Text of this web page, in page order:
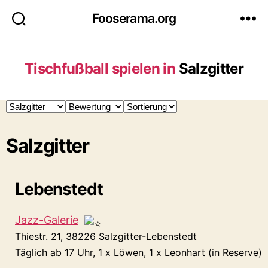
Fooserama.org
Tischfußball spielen in Salzgitter
Salzgitter
Lebenstedt
Jazz-Galerie
Thiestr. 21, 38226 Salzgitter-Lebenstedt
Täglich ab 17 Uhr, 1 x Löwen, 1 x Leonhart (in Reserve)